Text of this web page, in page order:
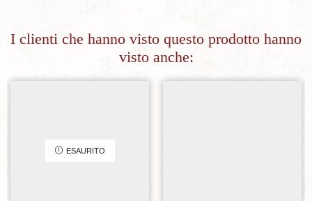
I clienti che hanno visto questo prodotto hanno
visto anche:
ESAURITO